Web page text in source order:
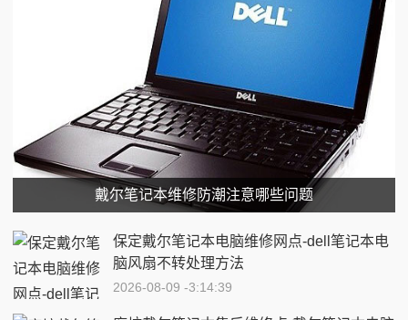
戴尔笔记本维修防潮注意哪些问题
保定戴尔笔记本电脑维修网点-dell笔记本电
脑风扇不转处理方法
2026-08-09 -3:14:39